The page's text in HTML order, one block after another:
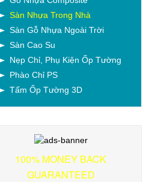
Sàn Nhựa Trong Nhà
Sàn Gỗ Nhựa Ngoài Trời
Sàn Cao Su
Nẹp Chỉ, Phụ Kiện Ốp Tường
Phào Chỉ PS
Tấm Ốp Tường 3D
100% MONEY BACK
GUARANTEED